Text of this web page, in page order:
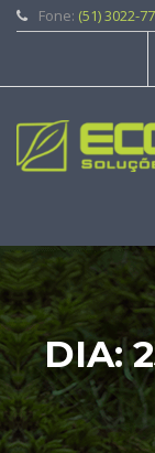
Fone: (51) 3022-
DIA: